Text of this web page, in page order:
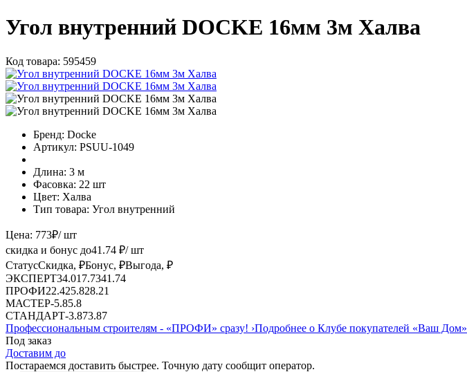
Угол внутренний DOCKE 16мм 3м Халва
Код товара: 595459
Бренд: Docke
Артикул: PSUU-1049
Длина: 3 м
Фасовка: 22 шт
Цвет: Халва
Тип товара: Угол внутренний
Цена: 773₽/ шт
скидка и бонус до41.74 ₽/ шт
СтатусСкидка, ₽Бонус, ₽Выгода, ₽
ЭКСПЕРТ34.01 7.7341.74
ПРОФИ22.425.828.21
МАСТЕР-5.85.8
СТАНДАРТ-3.873.87
Профессиональным строителям - «ПРОФИ» сразу! ›Подробнее о Клубе покупателей «Ваш Дом»
Под заказ
Доставим до
Постараемся доставить быстрее. Точную дату сообщит оператор.